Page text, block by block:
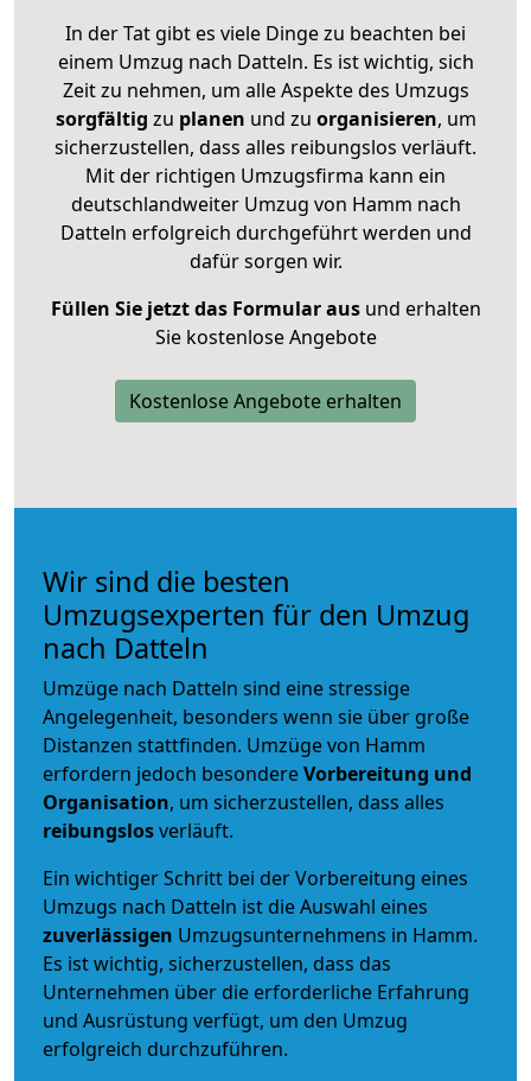
In der Tat gibt es viele Dinge zu beachten bei
einem Umzug nach Datteln. Es ist wichtig, sich
Zeit zu nehmen, um alle Aspekte des Umzugs
sorgfältig zu planen und zu organisieren, um
sicherzustellen, dass alles reibungslos verläuft.
Mit der richtigen Umzugsfirma kann ein
deutschlandweiter Umzug von Hamm nach
Datteln erfolgreich durchgeführt werden und
dafür sorgen wir.
Füllen Sie jetzt das Formular ausund erhalten
Sie kostenlose Angebote
Kostenlose Angebote erhalten
Wir sind die besten
Umzugsexperten für den Umzug
nach Datteln
Umzüge nach Datteln sind eine stressige
Angelegenheit, besonders wenn sie über große
Distanzen stattfinden. Umzüge von Hamm
erfordern jedoch besondereVorbereitung und
Organisation, um sicherzustellen, dass alles
reibungslosverläuft.
Ein wichtiger Schritt bei der Vorbereitung eines
Umzugs nach Datteln ist die Auswahl eines
zuverlässigen Umzugsunternehmens in Hamm.
Es ist wichtig, sicherzustellen, dass das
Unternehmen über die erforderliche Erfahrung
und Ausrüstung verfügt, um den Umzug
erfolgreich durchzuführen.